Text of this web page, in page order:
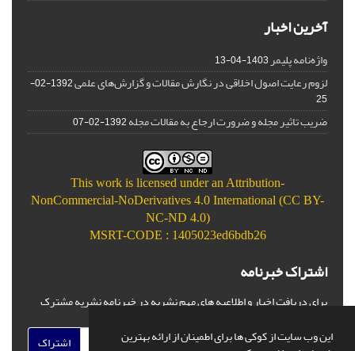
این وب سایت از کوکی ها برای اطمینان از ارائه بهترین
آخرین اخبار
واژه‌نامه پلیمر1403-04-13
لزوم رعایت اصول اخلاقی در نگارش مقالات و گزارش‌‌های علمی
1392-02-
25
ضریب تاثیر مجله و ضرورت ارجاع به مقالات مجله1392-02-07
This work is licensed under an Attribution-
NonCommercial-NoDerivatives 4.0 International (CC BY-
NC-ND 4.0)
MSRT-CODE : 1405023ed6bdb26
اشتراک خبرنامه
برای دریافت اخبار و اطلاعیه های مهم نشریه در خبرنامه نشریه مشترک
اشتراک